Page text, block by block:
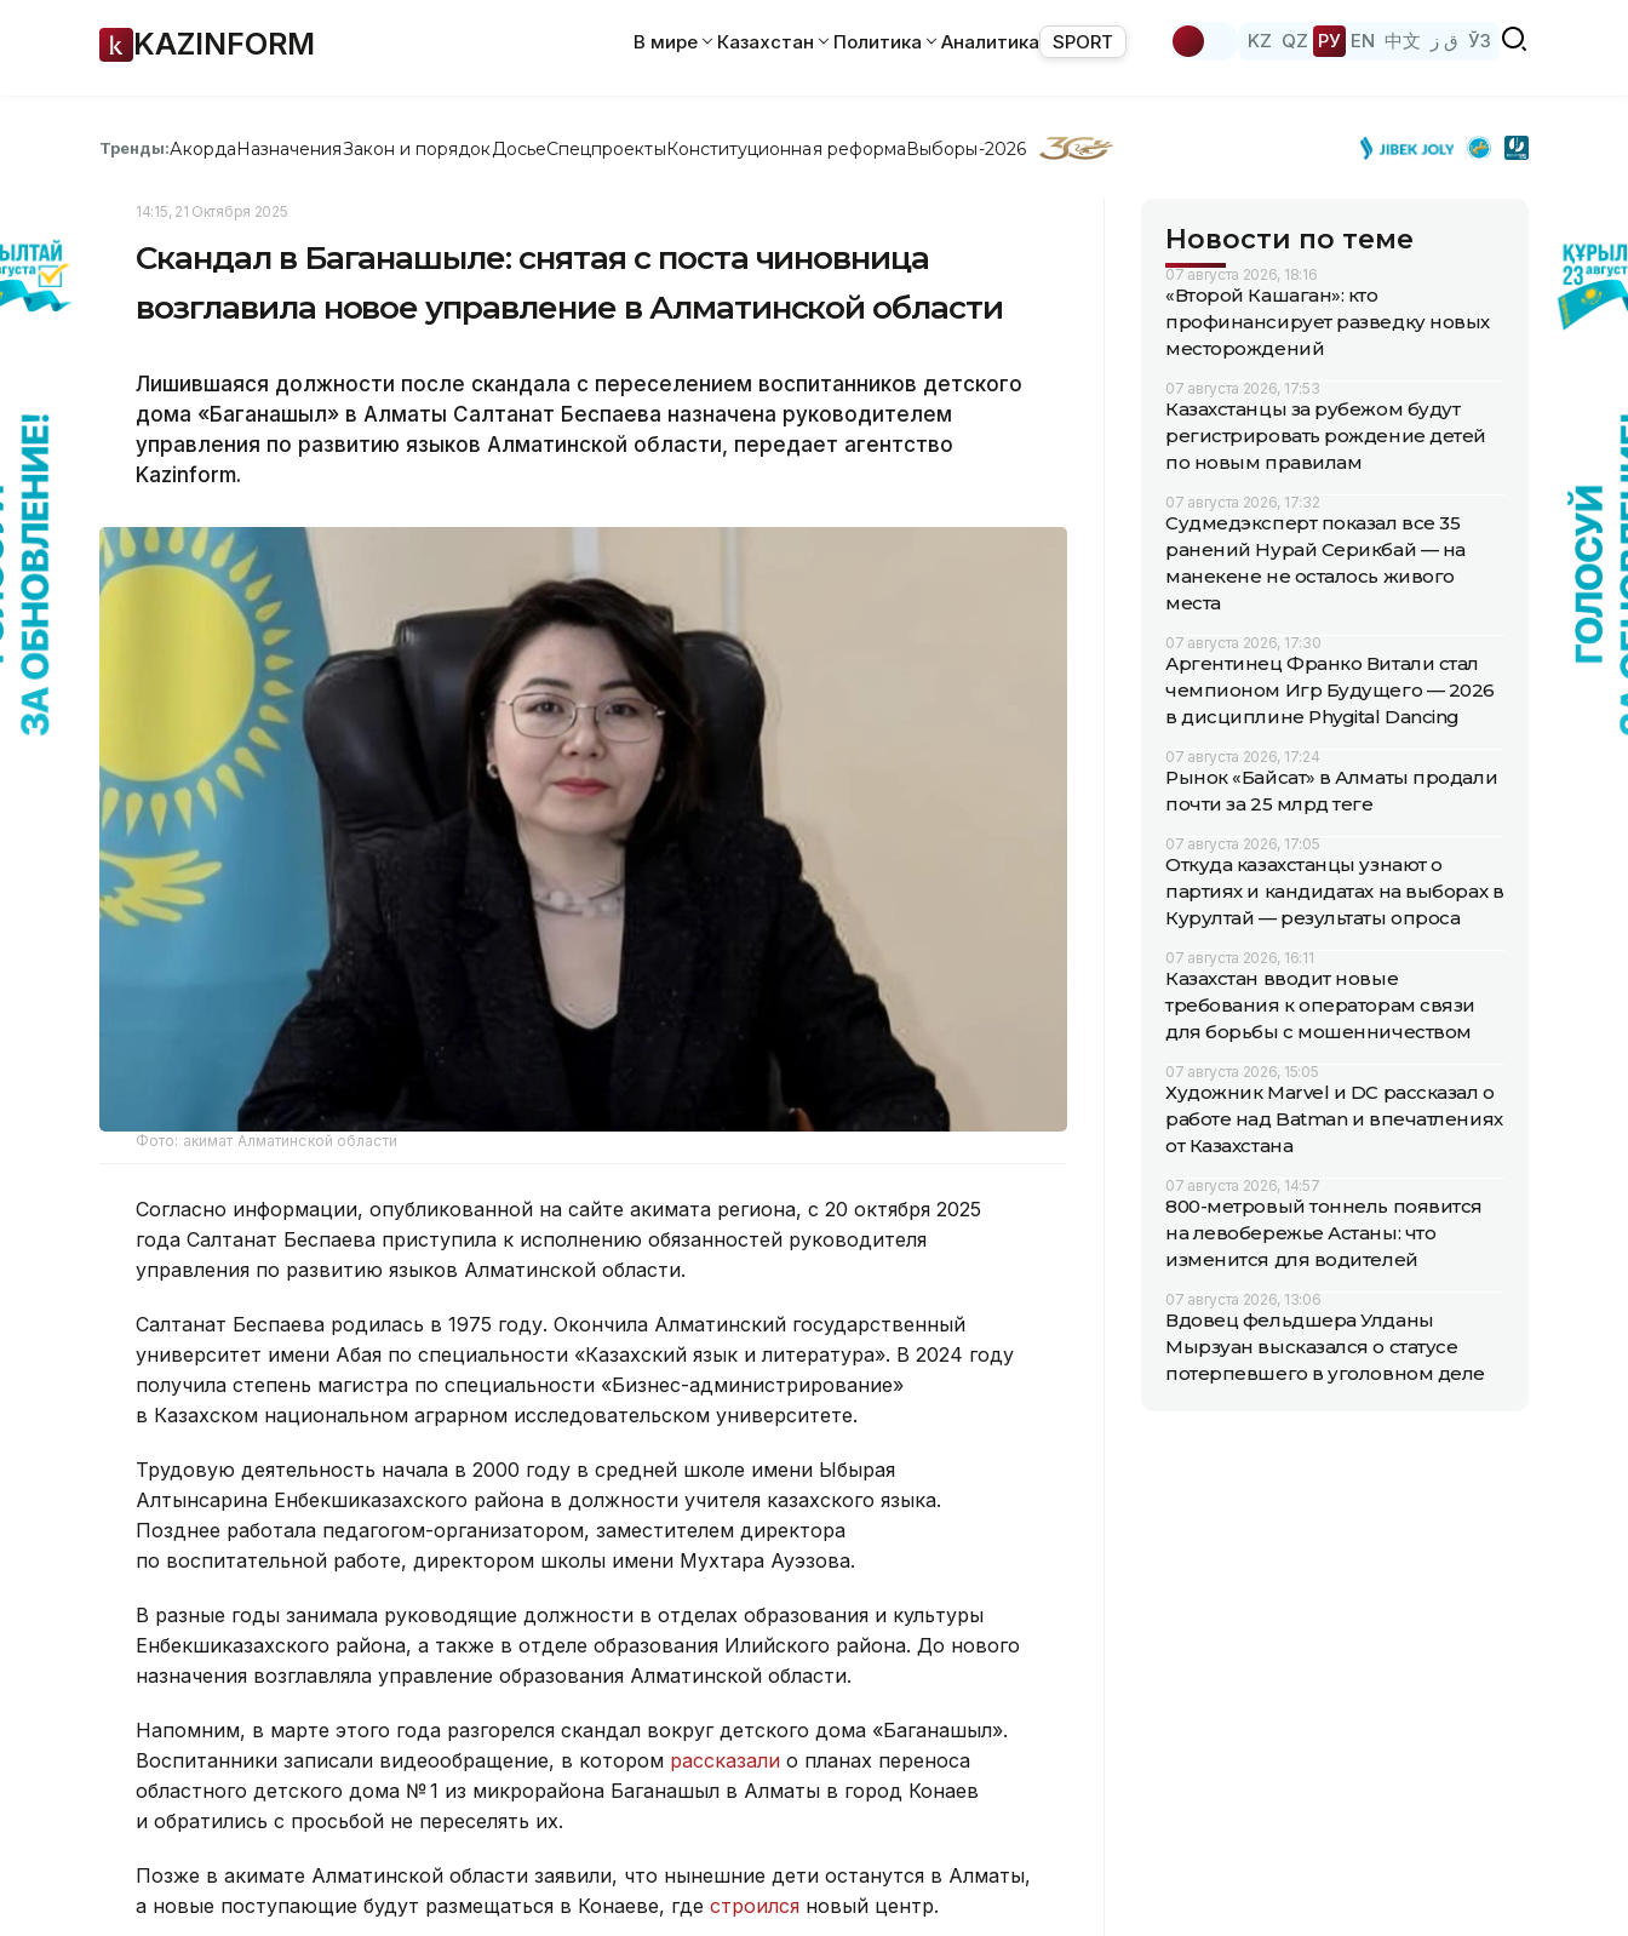
KAZINFORM В мире Казахстан Политика Аналитика SPORT KZ QZ РУ EN 中文 ق ز ЎЗ
Тренды:АкордаНазначенияЗакон и порядок ДосьеСпецпроектыКонституционная реформаВыборы-2026
14:15, 21 Октября 2025
Скандал в Баганашыле: снятая с поста чиновница
возглавила новое управление в Алматинской области
Лишившаяся должности после скандала с переселением воспитанников детского
дома «Баганашыл» в Алматы Салтанат Беспаева назначена руководителем
управления по развитию языков Алматинской области, передает агентство
Kazinform.
Фото: акимат Алматинской области
Согласно информации, опубликованной на сайте акимата региона, с 20 октября 2025
года Салтанат Беспаева приступила к исполнению обязанностей руководителя
управления по развитию языков Алматинской области.
Салтанат Беспаева родилась в 1975 году. Окончила Алматинский государственный
университет имени Абая по специальности «Казахский язык и литература». В 2024 году
получила степень магистра по специальности «Бизнес-администрирование»
в Казахском национальном аграрном исследовательском университете.
Трудовую деятельность начала в 2000 году в средней школе имени Ыбырая
Алтынсарина Енбекшиказахского района в должности учителя казахского языка.
Позднее работала педагогом-организатором, заместителем директора
по воспитательной работе, директором школы имени Мухтара Ауэзова.
В разные годы занимала руководящие должности в отделах образования и культуры
Енбекшиказахского района, а также в отделе образования Илийского района. До нового
назначения возглавляла управление образования Алматинской области.
Напомним, в марте этого года разгорелся скандал вокруг детского дома «Баганашыл».
Воспитанники записали видеообращение, в котором рассказали о планах переноса
областного детского дома № 1 из микрорайона Баганашыл в Алматы в город Конаев
и обратились с просьбой не переселять их.
Позже в акимате Алматинской области заявили, что нынешние дети останутся в Алматы,
а новые поступающие будут размещаться в Конаеве, где строился новый центр.
Новости по теме
07 августа 2026, 18:16
«Второй Кашаган»: кто
профинансирует разведку новых
месторождений
07 августа 2026, 17:53
Казахстанцы за рубежом будут
регистрировать рождение детей
по новым правилам
07 августа 2026, 17:32
Судмедэксперт показал все 35
ранений Нурай Серикбай — на
манекене не осталось живого
места
07 августа 2026, 17:30
Аргентинец Франко Витали стал
чемпионом Игр Будущего — 2026
в дисциплине Phygital Dancing
07 августа 2026, 17:24
Рынок «Байсат» в Алматы продали
почти за 25 млрд теңге
07 августа 2026, 17:05
Откуда казахстанцы узнают о
партиях и кандидатах на выборах в
Курултай — результаты опроса
07 августа 2026, 16:11
Казахстан вводит новые
требования к операторам связи
для борьбы с мошенничеством
07 августа 2026, 15:05
Художник Marvel и DC рассказал о
работе над Batman и впечатлениях
от Казахстана
07 августа 2026, 14:57
800-метровый тоннель появится
на левобережье Астаны: что
изменится для водителей
07 августа 2026, 13:06
Вдовец фельдшера Улданы
Мырзуан высказался о статусе
потерпевшего в уголовном деле